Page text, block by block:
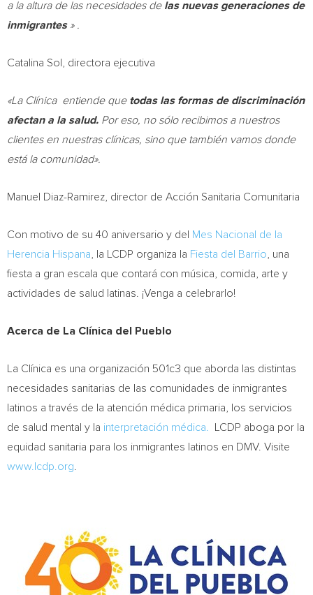
a la altura de las necesidades de las nuevas generaciones de
inmigrantes» .
Catalina Sol , directora ejecutiva
«La Clínica entiende que todas las formas de discriminación
afectan a la salud. Por eso, no sólo recibimos a nuestros
clientes en nuestras clínicas, sino que también vamos donde
está la comunidad».
Manuel Diaz-Ramirez , director de Acción Sanitaria Comunitaria
Con motivo de su 40 aniversario y del
Mes Nacional de la
Herencia Hispana , la LCDP organiza la Fiesta del Barrio , una
fiesta a gran escala que contará con música, comida, arte y
actividades de salud latinas. ¡Venga a celebrarlo!
Acerca de La Clínica del Pueblo
La Clínica es una organización 501c3 que aborda las distintas
necesidades sanitarias de las comunidades de inmigrantes
latinos a través de la atención médica primaria, los servicios
de salud mental y la interpretación médica.
LCDP aboga por la
equidad sanitaria para los inmigrantes latinos en DMV. Visite
www.lcdp.org